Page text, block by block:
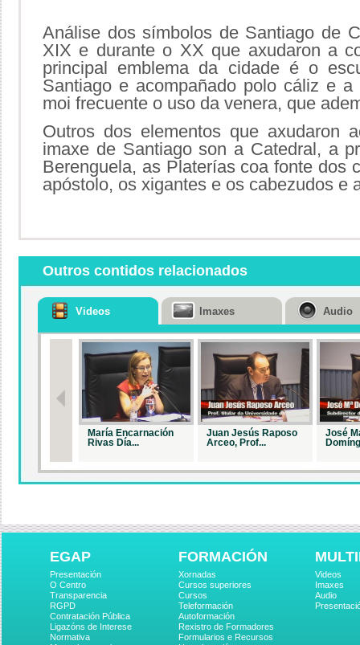
Análise dos símbolos de Santiago de
XIX e durante o XX que axudaron a
principal emblema da cidade é o
Santiago e acompañado polo cáliz e
moi frecuente o uso da venera, que
Outros dos elementos que axudaron
imaxe de Santiago son a Catedral, a
Berenguela, as Platerías coa fonte dos
apóstolo, os xigantes e os cabezudos e
Outros contidos relacionados
Videos
María Encarnación
Rivas Día...
Juan Jesús Raposo
Arceo, Prof...
José
Imaxes Audio
EGAP
Presentación
O Centro
Transparencia
RGPD
Contratación Pública
Ligazóns de Interese
Normativa
FORMACIÓN
Xornadas
Cursos superiores
Cursos
Teleformación
Autoformación
Rexistro de Formadores
Formularios e Recursos
Videos
Imaxes
Audio